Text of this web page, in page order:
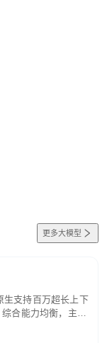
更多大模型
生支持百万超长上下
合能力均衡，主打
基础 RAG、批量